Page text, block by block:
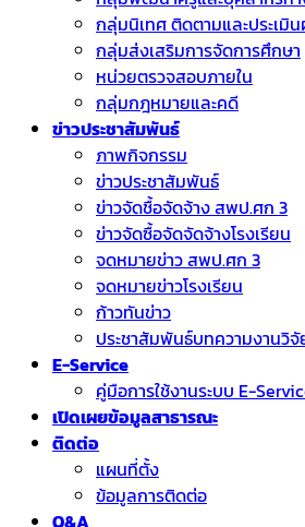
กลุ่มนิเทศ ติดตามและประเมิ
กลุ่มส่งเสริมการจัดการศึกษา
หน่วยตรวจสอบภายใน
กลุ่มกฎหมายและคดี
ข่าวประชาสัมพันธ์
ภาพกิจกรรม
ข่าวประชาสัมพันธ์
ข่าวจัดชื้อจัดจ้าง สพป.ศก 3
ข่าวจัดซื้อจัดจัดจ้างโรงเรียน
จดหมายข่าว สพป.ศก 3
จดหมายข่าวโรงเรียน
ก้าวทันข่าว
ประชาสัมพันธ์บทความงานวิจั
E-Service
คู่มือการใช้งานระบบ E-
เปิดเผยข้อมูลสาธารณะ
ติดต่อ
แผนที่ตั้ง
ข้อมูลการติดต่อ
Q&A